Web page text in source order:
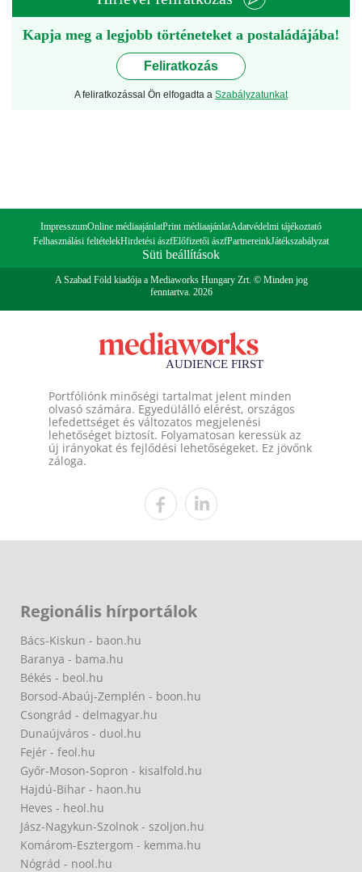
Kapja meg a legjobb történeteket a postaládájába!
Feliratkozás
A feliratkozással Ön elfogadta a Szabályzatunkat
ImpresszumOnline médiaajánlatPrint médiaajánlatAdatvédelmi tájékoztató
Felhasználási feltételekHirdetési ászfElőfizetői ászfPartnereinkJátékszabályzat
Süti beállítások
A Szabad Föld kiadója a Mediaworks Hungary Zrt. © Minden jog
fenntartva. 2026
Portfóliónk minőségi tartalmat jelent minden
olvasó számára. Egyedülálló elérést, országos
lefedettséget és változatos megjelenési
lehetőséget biztosít. Folyamatosan keressük az
új irányokat és fejlődési lehetőségeket. Ez jövőnk
záloga.
Regionális hírportálok
Bács-Kiskun - baon.hu
Baranya - bama.hu
Békés - beol.hu
Borsod-Abaúj-Zemplén - boon.hu
Csongrád - delmagyar.hu
Dunaújváros - duol.hu
Fejér - feol.hu
Győr-Moson-Sopron - kisalfold.hu
Hajdú-Bihar - haon.hu
Heves - heol.hu
Jász-Nagykun-Szolnok - szoljon.hu
Komárom-Esztergom - kemma.hu
Nógrád - nool.hu